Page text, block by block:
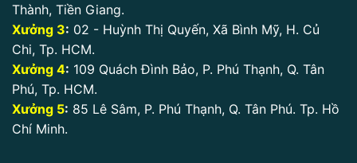
Thành, Tiền Giang.
Xưởng 3: 02 - Huỳnh Thị Quyến, Xã Bình Mỹ, H. Củ
Chi, Tp. HCM.
Xưởng 4: 109 Quách Đình Bảo, P. Phú Thạnh, Q. Tân
Phú, Tp. HCM.
Xưởng 5: 85 Lê Sâm, P. Phú Thạnh, Q. Tân Phú. Tp. Hồ
Chí Minh.